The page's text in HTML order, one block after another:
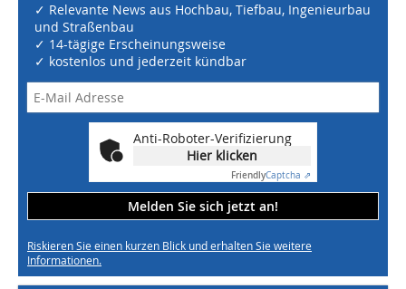
✓ Relevante News aus Hochbau, Tiefbau, Ingenieurbau
und Straßenbau
✓ 14-tägige Erscheinungsweise
✓ kostenlos und jederzeit kündbar
Anti-Roboter-Verifizierung
Hier klicken
FriendlyCaptcha ⇗
Melden Sie sich jetzt an!
Riskieren Sie einen kurzen Blick und erhalten Sie weitere
Informationen.